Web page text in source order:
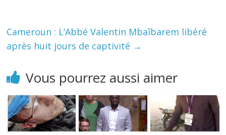
Cameroun : L’Abbé Valentin Mbaîbarem libéré
après huit jours de captivité →
Vous pourrez aussi aimer